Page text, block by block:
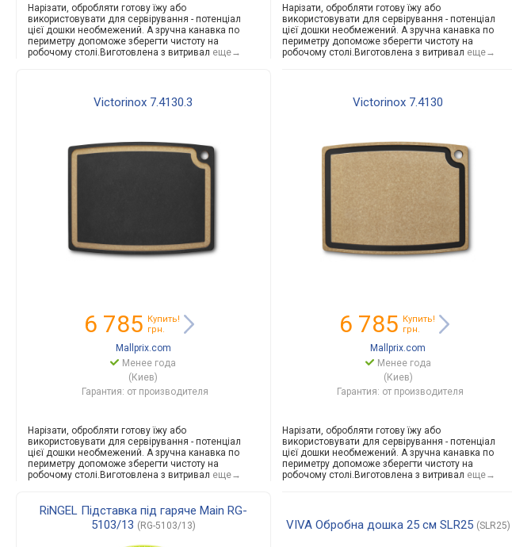
Нарізати, обробляти готову їжу або
використовувати для сервірування - потенціал
цієї дошки необмежений. А зручна канавка по
периметру допоможе зберегти чистоту на
робочому столі.Виготовлена з витривал еще→
Нарізати, обробляти готову їжу або
використовувати для сервірування - потенціал
цієї дошки необмежений. А зручна канавка по
периметру допоможе зберегти чистоту на
робочому столі.Виготовлена з витривал еще→
Victorinox 7.4130.3
6 785 Купить!
грн.
Mallprix.com
Менее года
(Киев)
Гарантия: от производителя
Нарізати, обробляти готову їжу або
використовувати для сервірування - потенціал
цієї дошки необмежений. А зручна канавка по
периметру допоможе зберегти чистоту на
робочому столі.Виготовлена з витривал еще→
Victorinox 7.4130
6 785 Купить!
грн.
Mallprix.com
Менее года
(Киев)
Гарантия: от производителя
Нарізати, обробляти готову їжу або
використовувати для сервірування - потенціал
цієї дошки необмежений. А зручна канавка по
периметру допоможе зберегти чистоту на
робочому столі.Виготовлена з витривал еще→
RiNGEL Підставка під гаряче Main RG-
5103/13 (RG-5103/13) VIVA Обробна дошка 25 см SLR25 (SLR25)